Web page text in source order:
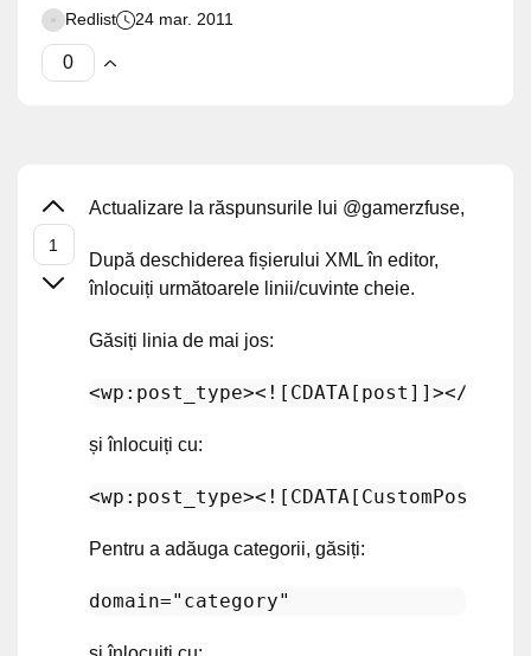
Redlist 24 mar. 2011
Actualizare la răspunsurile lui @gamerzfuse,
După deschiderea fișierului XML în editor,
înlocuiți următoarele linii/cuvinte cheie.
Găsiți linia de mai jos:
<wp:post_type><![CDATA[post]]></
și înlocuiți cu:
<wp:post_type>
Pentru a adăuga categorii, găsiți:
domain="category"